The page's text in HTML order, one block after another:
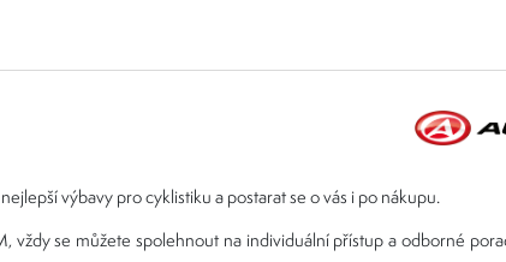
výbavy pro cyklistiku a postarat se o vás i po nákupu.
vždy se můžete spolehnout na individuální přístup a odborné